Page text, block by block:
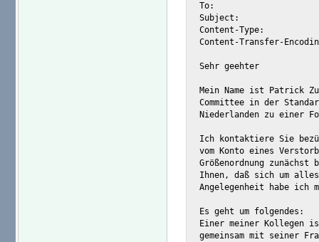
To:				"Dringend" <alexis@m2osw.com>
Subject:			Dringend.
Content-Type:			text/plain; charset="us-ascii"
Content-Transfer-Encoding:
Sehr geehter
Mein Name ist Patrick
Committee in der
Niederlanden zu einer
Ich kontaktiere Sie
vom Konto eines
Größenordnung
Ihnen, daß sich um
Angelegenheit habe ich
Es geht um folgendes:
Einer meiner Kollegen
gemeinsam mit seiner